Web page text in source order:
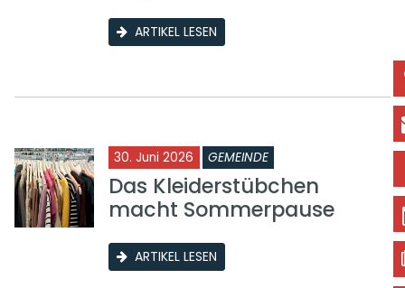
ARTIKEL LESEN
30. Juni 2026 GEMEINDE
Das Kleiderstübchen
macht Sommerpause
ARTIKEL LESEN